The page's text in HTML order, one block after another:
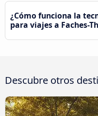
¿Cómo funciona la
para viajes a Faches-
Descubre otros